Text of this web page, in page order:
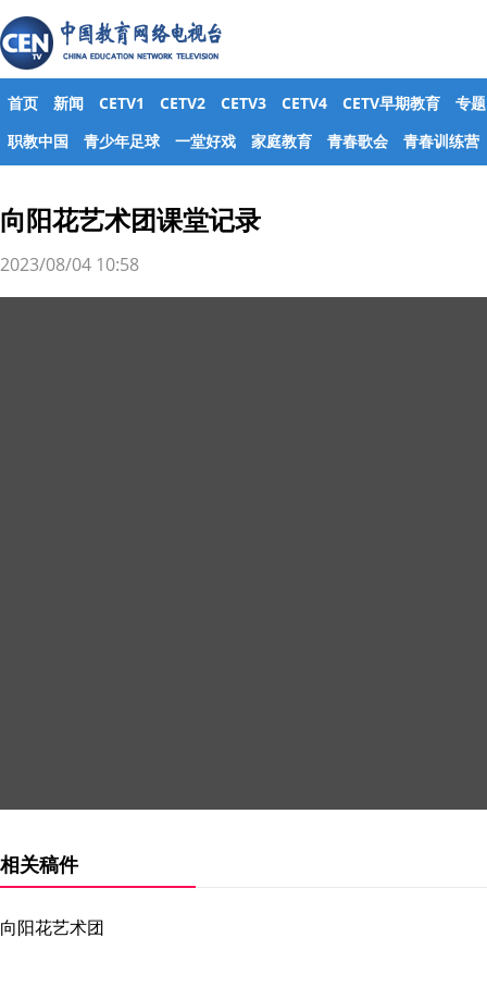
首页 新闻 CETV1 CETV2 CETV3 CETV4 CETV早期教育
专题
职教中国
青少年足球 一堂好戏 家庭教育 青春歌会 青春训练营
向阳花艺术团课堂记录
2023/08/04 10:58
相关稿件
向阳花艺术团